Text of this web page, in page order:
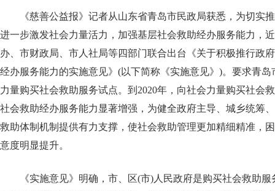
《慈善公益报》记者从山东省青岛市民政局获悉，为切实
进一步激发社会力量活力，加强基层社会救助经办服务能力，
办、市财政局、市人社局等四部门联合出台《关于积极推行政
经办服务能力的实施意见》(以下简称《实施意见》)。要求青
力量购买社会救助服务试点。到2020年，向社会力量购买社会
社会救助经办服务能力显著增强，为健全政府主导、城乡统筹
救助体制机制提供有力支撑，使社会救助管理更加精细精准，
意度明显提升。
《实施意见》明确，市、区(市)人民政府是购买社会救助